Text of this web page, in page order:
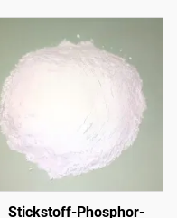
Fahrbahndefekten und
Oberflächenrenovierung
Stickstoff-Phosphor-